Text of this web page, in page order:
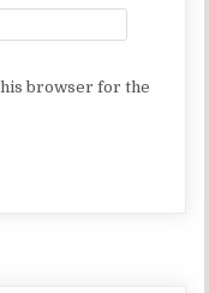
browser for the